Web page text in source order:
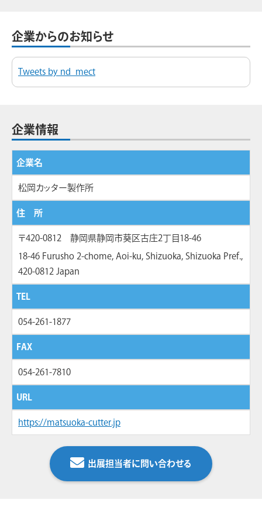
企業からのお知らせ
Tweets by nd_mect
企業情報
企業名
松岡カッター製作所
住 所
〒420-0812 静岡県静岡市葵区古庄2丁目18-46
18-46 Furusho 2-chome, Aoi-ku, Shizuoka, Shizuoka Pref.,
420-0812 Japan
TEL
054-261-1877
FAX
054-261-7810
URL
https://matsuoka-cutter.jp
出展担当者に問い合わせる